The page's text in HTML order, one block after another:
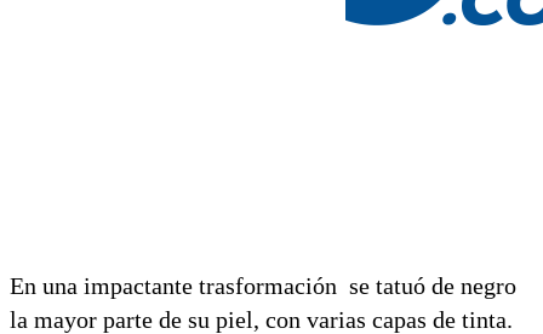
En una impactante trasformación se tatuó de negro
la mayor parte de su piel, con varias capas de tinta.